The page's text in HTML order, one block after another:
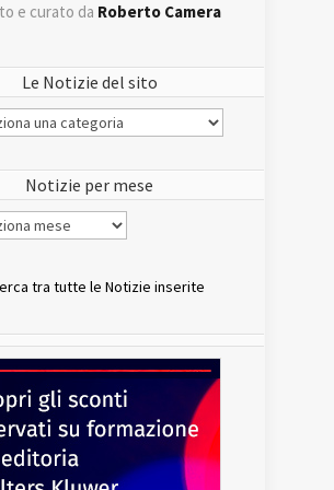
e curato da Roberto Camera
Le Notizie del sito
Notizie per mese
tra tutte le Notizie inserite